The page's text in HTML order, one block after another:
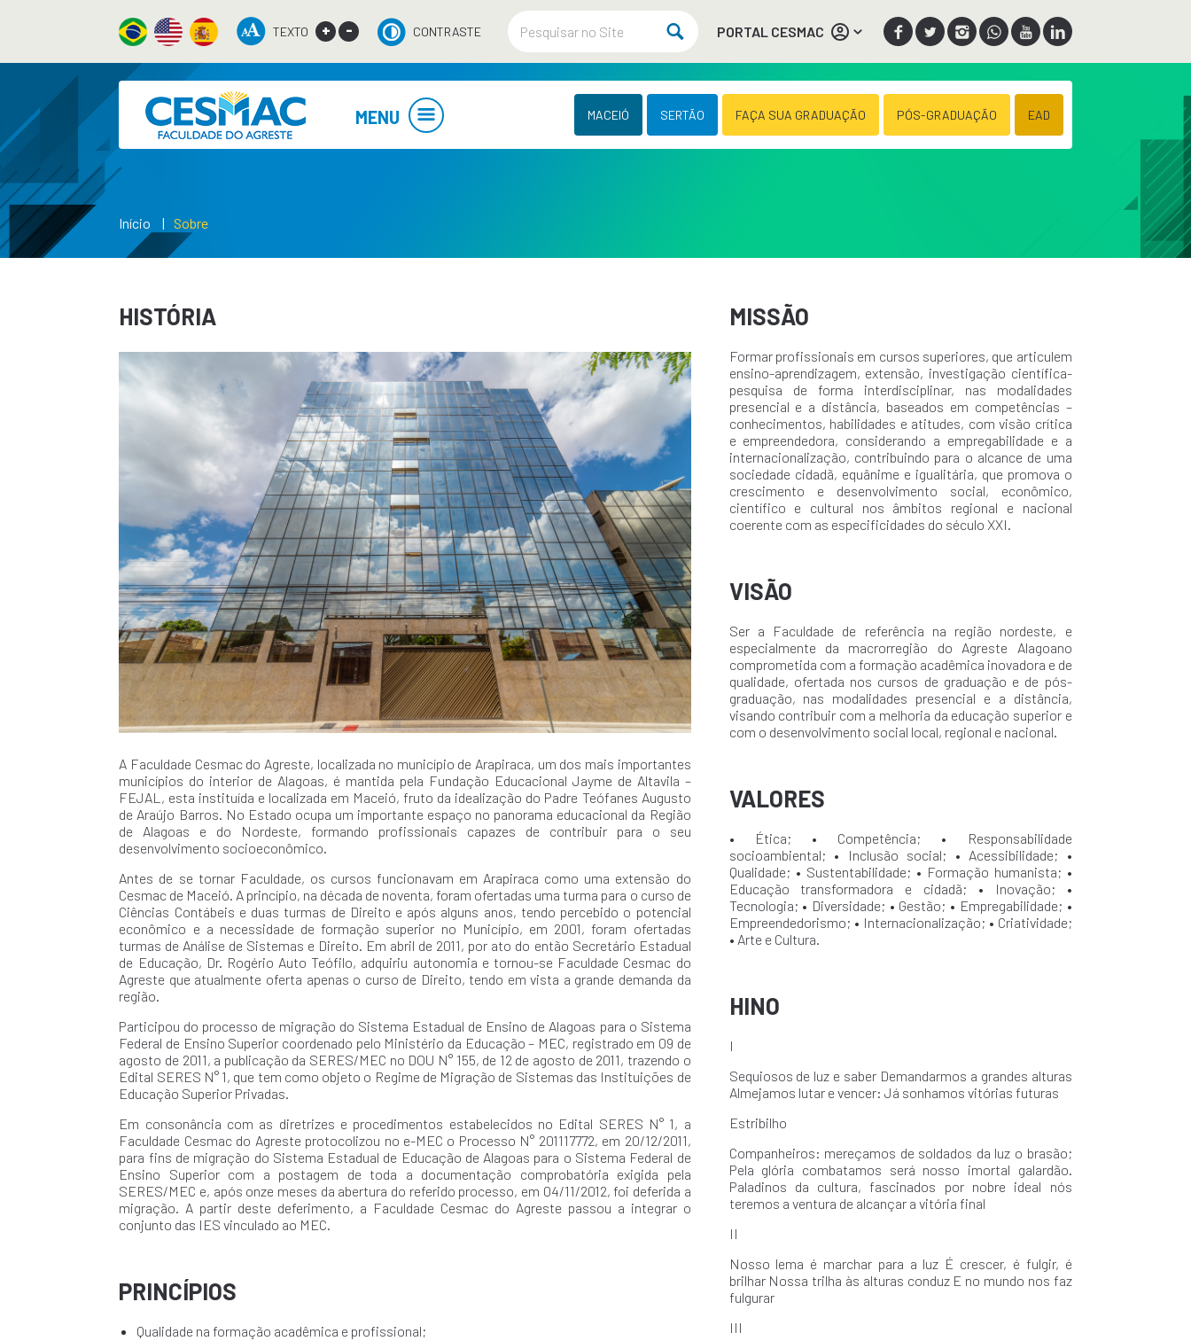
TEXTO + - CONTRASTE PORTAL CESMAC
MENU MACEIÓ SERTÃO FAÇA SUA GRADUAÇÃO PÓS-GRADUAÇÃO EAD
Início Sobre
HISTÓRIA
A Faculdade Cesmac do Agreste, localizada no município de Arapiraca, um dos mais importantes
municípios do interior de Alagoas, é mantida pela Fundação Educacional Jayme de Altavila –
FEJAL, esta instituída e localizada em Maceió, fruto da idealização do Padre Teófanes Augusto
de Araújo Barros. No Estado ocupa um importante espaço no panorama educacional da Região
de Alagoas e do Nordeste, formando profissionais capazes de contribuir para o seu
desenvolvimento socioeconômico.
Antes de se tornar Faculdade, os cursos funcionavam em Arapiraca como uma extensão do
Cesmac de Maceió. A princípio, na década de noventa, foram ofertadas uma turma para o curso de
Ciências Contábeis e duas turmas de Direito e após alguns anos, tendo percebido o potencial
econômico e a necessidade de formação superior no Município, em 2001, foram ofertadas
turmas de Análise de Sistemas e Direito. Em abril de 2011, por ato do então Secretário Estadual
de Educação, Dr. Rogério Auto Teófilo, adquiriu autonomia e tornou-se Faculdade Cesmac do
Agreste que atualmente oferta apenas o curso de Direito, tendo em vista a grande demanda da
região.
Participou do processo de migração do Sistema Estadual de Ensino de Alagoas para o Sistema
Federal de Ensino Superior coordenado pelo Ministério da Educação – MEC, registrado em 09 de
agosto de 2011, a publicação da SERES/MEC no DOU N° 155, de 12 de agosto de 2011, trazendo o
Edital SERES N° 1, que tem como objeto o Regime de Migração de Sistemas das Instituições de
Educação Superior Privadas.
Em consonância com as diretrizes e procedimentos estabelecidos no Edital SERES N° 1, a
Faculdade Cesmac do Agreste protocolizou no e-MEC o Processo N° 201117772, em 20/12/2011,
para fins de migração do Sistema Estadual de Educação de Alagoas para o Sistema Federal de
Ensino Superior com a postagem de toda a documentação comprobatória exigida pela
SERES/MEC e, após onze meses da abertura do referido processo, em 04/11/2012, foi deferida a
migração. A partir deste deferimento, a Faculdade Cesmac do Agreste passou a integrar o
conjunto das IES vinculado ao MEC.
PRINCÍPIOS
Qualidade na formação acadêmica e profissional;
MISSÃO
Formar profissionais em cursos superiores, que articulem
ensino-aprendizagem, extensão, investigação científica-
pesquisa de forma interdisciplinar, nas modalidades
presencial e a distância, baseados em competências –
conhecimentos, habilidades e atitudes, com visão crítica
e empreendedora, considerando a empregabilidade e a
internacionalização, contribuindo para o alcance de uma
sociedade cidadã, equânime e igualitária, que promova o
crescimento e desenvolvimento social, econômico,
científico e cultural nos âmbitos regional e nacional
coerente com as especificidades do século XXI.
VISÃO
Ser a Faculdade de referência na região nordeste, e
especialmente da macrorregião do Agreste Alagoano
comprometida com a formação acadêmica inovadora e de
qualidade, ofertada nos cursos de graduação e de pós-
graduação, nas modalidades presencial e a distância,
visando contribuir com a melhoria da educação superior e
com o desenvolvimento social local, regional e nacional.
VALORES
• Ética; • Competência; • Responsabilidade
socioambiental; • Inclusão social; • Acessibilidade; •
Qualidade; • Sustentabilidade; • Formação humanista; •
Educação transformadora e cidadã; • Inovação; •
Tecnologia; • Diversidade; • Gestão; • Empregabilidade; •
Empreendedorismo; • Internacionalização; • Criatividade;
• Arte e Cultura.
HINO
I
Sequiosos de luz e saber Demandarmos a grandes alturas
Almejamos lutar e vencer: Já sonhamos vitórias futuras
Estribilho
Companheiros: mereçamos de soldados da luz o brasão;
Pela glória combatamos será nosso imortal galardão.
Paladinos da cultura, fascinados por nobre ideal nós
teremos a ventura de alcançar a vitória final
II
Nosso lema é marchar para a luz É crescer, é fulgir, é
brilhar Nossa trilha às alturas conduz E no mundo nos faz
fulgurar
III